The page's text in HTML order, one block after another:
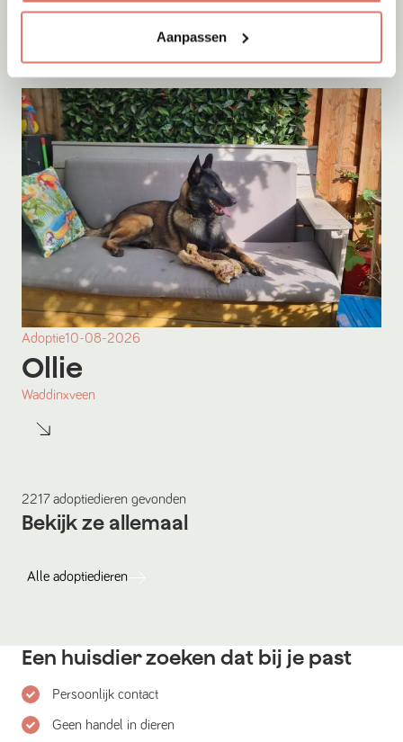
Aanpassen
Gent
Adoptie10-08-2026
Ollie
Waddinxveen
2217 adoptiedieren gevonden
Bekijk ze allemaal
Alle adoptiedieren
Een huisdier zoeken dat bij je past
Persoonlijk contact
Geen handel in dieren